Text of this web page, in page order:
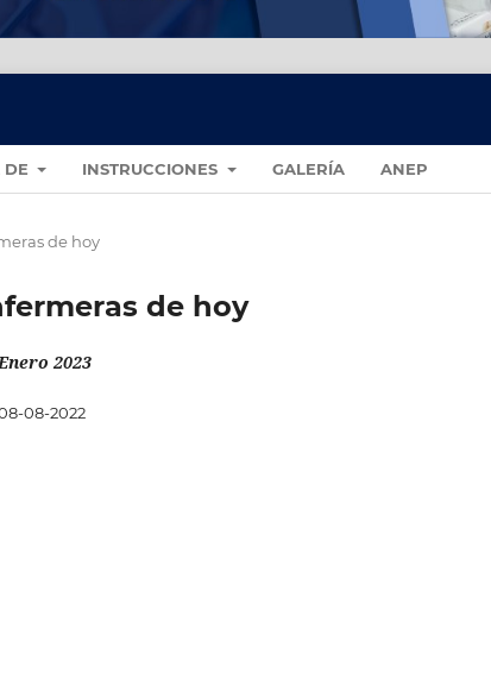
DE INSTRUCCIONES GALERÍA ANEP
de hoy
de hoy
2023
08-2022